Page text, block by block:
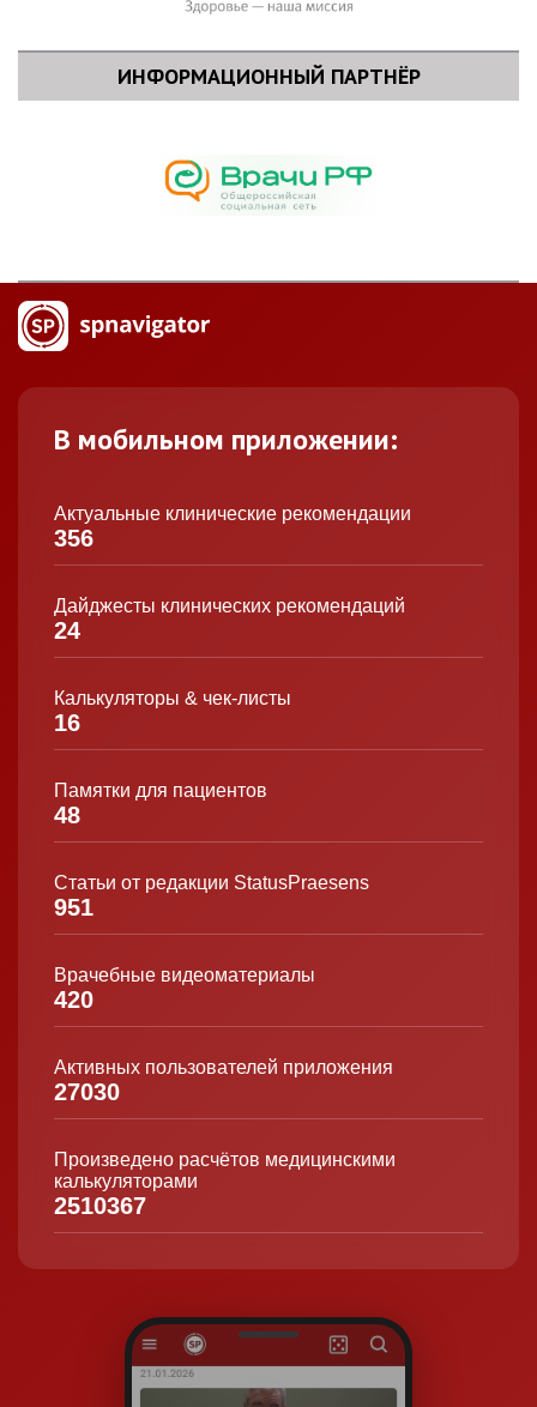
ИНФОРМАЦИОННЫЙ ПАРТНЁР
В мобильном приложении:
Актуальные клинические рекомендации
356
Дайджесты клинических рекомендаций
24
Калькуляторы & чек-листы
16
Памятки для пациентов
48
Статьи от редакции StatusPraesens
951
Врачебные видеоматериалы
420
Активных пользователей приложения
27030
Произведено расчётов медицинскими
калькуляторами
2510367